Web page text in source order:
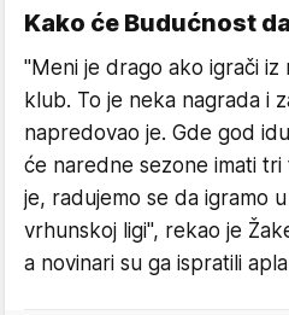
Kako će Budućnost
"Meni je drago ako igrači iz
klub. To je neka nagrada i
napredovao je. Gde god
će naredne sezone imati tri
je, radujemo se da igramo
vrhunskoj ligi", rekao je
a novinari su ga ispratili